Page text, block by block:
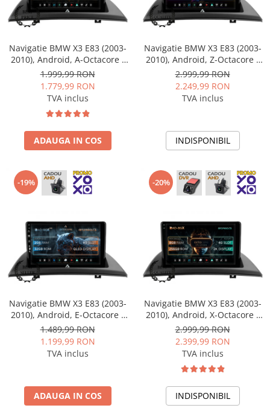
Navigatie BMW X3 E83 (2003-
2010), Android, A-Octacore /
4GB RAM + 64GB ROM, 9 Inch
- AD-BGA9004+AD-BGRKIT395
1.999,99 RON
1.779,99 RON
TVA inclus
ADAUGA IN COS
Navigatie BMW X3 E83 (2003-
2010), Android, Z-Octacore /
8GB RAM + 256GB ROM, 9
Inch - AD-BGZ9008+AD-
BGRKIT395
2.999,99 RON
2.249,99 RON
TVA inclus
INDISPONIBIL
-19%
Navigatie BMW X3 E83 (2003-
2010), Android, E-Octacore /
2GB RAM + 32GB ROM, 9 Inch
- AD-BGE9002+AD-BGRKIT395
1.489,99 RON
1.199,99 RON
TVA inclus
ADAUGA IN COS
-20%
Navigatie BMW X3 E83 (2003-
2010), Android, X-Octacore /
8GB RAM + 256GB ROM, 9.5
Inch - AD-BGX9008+AD-
BGRKIT395
2.999,99 RON
2.399,99 RON
TVA inclus
INDISPONIBIL